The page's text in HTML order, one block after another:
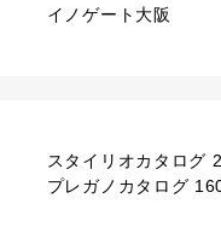
イノゲート大阪
スタイリオカタログ
プレガノカタログ